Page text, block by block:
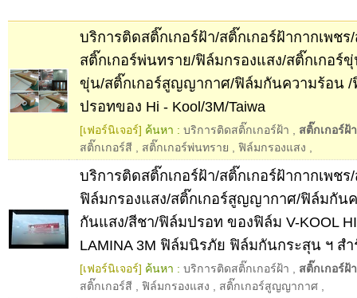
บริการติดสติ๊กเกอร์ฝ้า/สติ๊กเกอร์ฝ้ากากเพชร
สติ๊กเกอร์พ่นทราย/ฟิล์มกรองแสง/สติ๊กเกอร์
ขุ่น/สติ๊กเกอร์สูญญากาศ/ฟิล์มกันความร้อน
ปรอทของ Hi - Kool/3M/Taiwa
[เฟอร์นิเจอร์] ค้นหา : บริการติดสติ๊กเกอร์ฝ้า
สติ๊กเกอร์ฝ้
สติ๊กเกอร์สี
สติ๊กเกอร์พ่นทราย ฟิล์มกรองแสง
บริการติดสติ๊กเกอร์ฝ้า/สติ๊กเกอร์ฝ้ากากเพชร
ฟิล์มกรองแสง/สติ๊กเกอร์สูญญากาศ/ฟิล์มกัน
กันแสง/สีชา/ฟิล์มปรอท ของฟิล์ม V-KOOL
LAMINA 3M ฟิล์มนิรภัย ฟิล์มกันกระสุน ฯ ส
[เฟอร์นิเจอร์] ค้นหา : บริการติดสติ๊กเกอร์ฝ้า
สติ๊กเกอร์ฝ้
สติ๊กเกอร์สี
ฟิล์มกรองแสง สติ๊กเกอร์สูญญากาศ